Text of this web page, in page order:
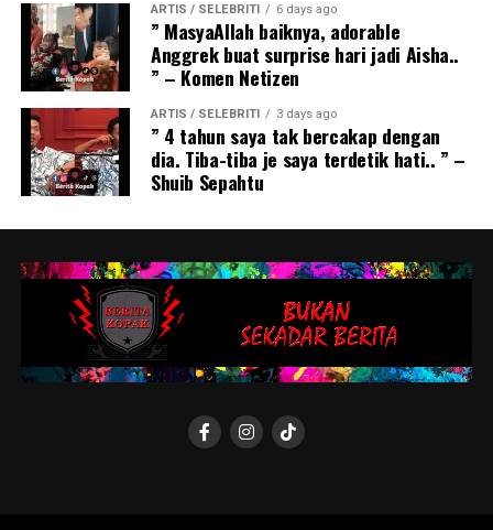
ARTIS / SELEBRITI 6 days ago
” MasyaAllah baiknya, adorable
Anggrek buat surprise hari jadi Aisha..
” – Komen Netizen
ARTIS / SELEBRITI 3 days ago
” 4 tahun saya tak bercakap dengan
dia. Tiba-tiba je saya terdetik hati.. ” –
Shuib Sepahtu